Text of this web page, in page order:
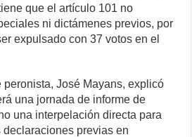
que el artículo 101 no
ni dictámenes previos, por
expulsado con 37 votos en el
peronista, José Mayans, explicó
una jornada de informe de
una interpelación directa para
previas en